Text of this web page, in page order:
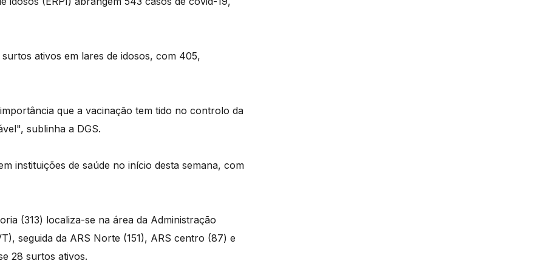
ativos em lares de idosos, com 405,
que a vacinação tem tido no controlo da
sublinha a DGS.
instituições de saúde no início desta semana, com
(313) localiza-se na área da Administração
seguida da ARS Norte (151), ARS centro (87) e
28 surtos ativos.